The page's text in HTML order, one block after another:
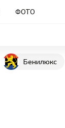
ФОТО
Бенилюкс